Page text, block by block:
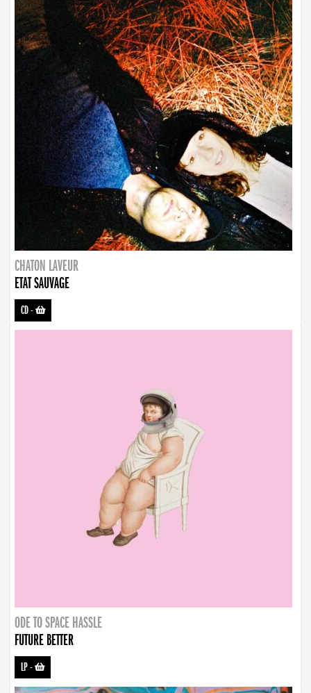
CHATON LAVEUR
ETAT SAUVAGE
CD-
ODE TO SPACE HASSLE
FUTURE BETTER
LP-